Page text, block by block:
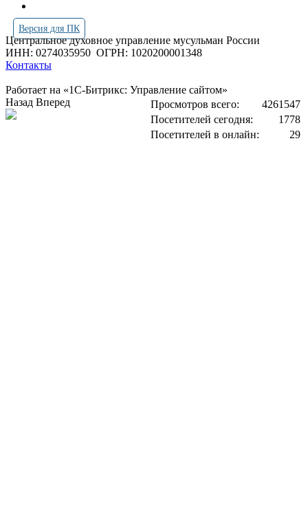
Версия для ПК
Центральное духовное управление мусульман России
ИНН: 0274035950 ОГРН: 1020200001348
Контакты
Работает на «1С-Битрикс: Управление сайтом»
Просмотров всего:
4261547
Посетителей сегодня:
1778
Посетителей в онлайн:
29
Назад Вперед